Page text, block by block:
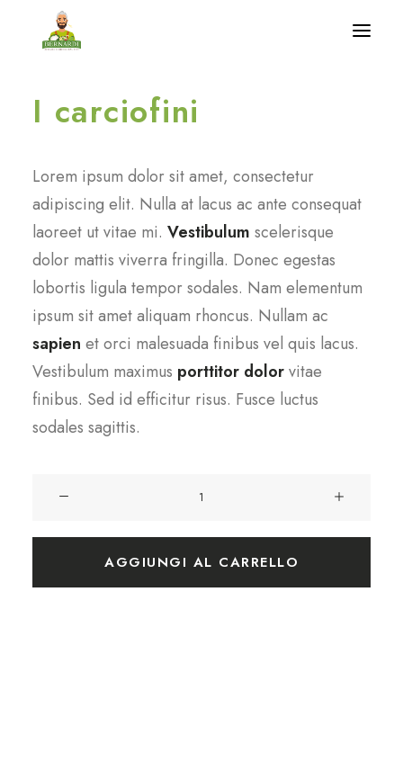
Home
Benvenuto a casa nostra
Produzioni
Coccoliamo la natura
News
Contatti
I carciofini
Lorem ipsum dolor sit amet, consectetur
adipiscing elit. Nulla at lacus ac ante consequat
laoreet ut vitae mi. Vestibulum scelerisque
dolor mattis viverra fringilla. Donec egestas
lobortis ligula tempor sodales. Nam elementum
ipsum sit amet aliquam rhoncus. Nullam ac
sapien et orci malesuada finibus vel quis lacus.
Vestibulum maximus porttitor dolorvitae
finibus. Sed id efficitur risus. Fusce luctus
sodales sagittis.
AGGIUNGI AL CARRELLO